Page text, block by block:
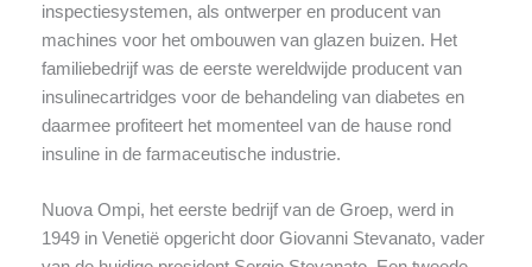
inspectiesystemen, als ontwerper en producent van
machines voor het ombouwen van glazen buizen. Het
familiebedrijf was de eerste wereldwijde producent van
insulinecartridges voor de behandeling van diabetes en
daarmee profiteert het momenteel van de hause rond
insuline in de farmaceutische industrie.
Nuova Ompi, het eerste bedrijf van de Groep, werd in
1949 in Venetië opgericht door Giovanni Stevanato, vader